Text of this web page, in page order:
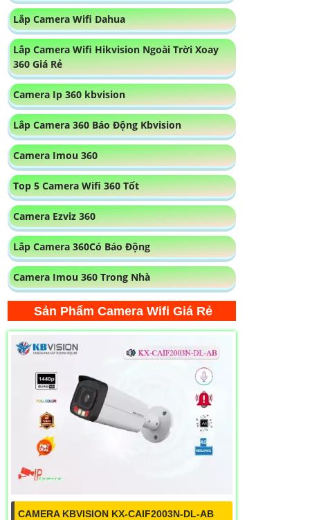
Lắp Camera Wifi Dahua
Lắp Camera Wifi Hikvision Ngoài Trời Xoay
360 Giá Rẻ
Camera Ip 360 kbvision
Lắp Camera 360 Báo Động Kbvision
Camera Imou 360
Top 5 Camera Wifi 360 Tốt
Camera Ezviz 360
Lắp Camera 360Có Báo Động
Camera Imou 360 Trong Nhà
Sản Phẩm Camera Wifi Giá Rẻ
CAMERA KBVISION KX-CAIF2003N-DL-AB